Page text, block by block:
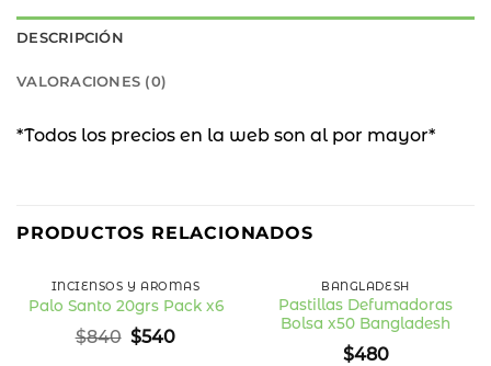
DESCRIPCIÓN
VALORACIONES (0)
*Todos los precios en la web son al por mayor*
PRODUCTOS RELACIONADOS
OFF
INCIENSOS Y AROMAS
Palo Santo 20grs Pack x6
$840 El
$540El
Añadir
BANGLADESH
Pastillas Defumadoras
Bolsa x50 Bangladesh
$480